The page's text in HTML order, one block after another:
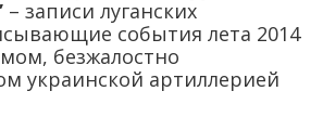
– записи луганских
события лета 2014
безжалостно
украинской артиллерией